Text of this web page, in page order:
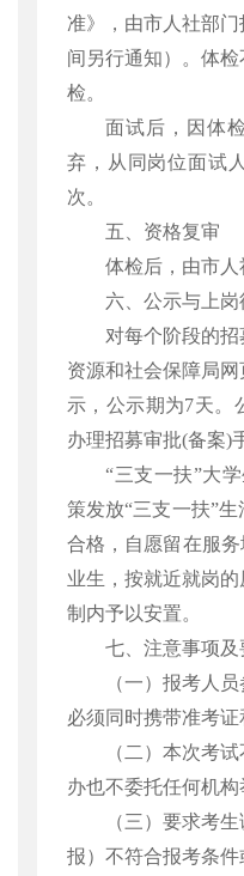
准》，由市人社部
间另行通知）。体
检。
面试后，因体
弃，从同岗位面试
次。
五、资格复审
体检后，由市人
六、公示与上岗
对每个阶段的
资源和社会保障局
示，公示期为7天。
办理招募审批(备案)
“三支一扶”大
策发放“三支一扶”
合格，自愿留在服
业生，按就近就岗
制内予以安置。
七、注意事项及
（一）报考人
必须同时携带准考证
（二）本次考
办也不委托任何机构
（三）要求考
报）不符合报考条件